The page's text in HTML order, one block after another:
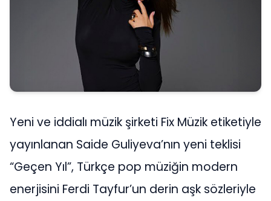
Yeni ve iddialı müzik şirketi Fix Müzik etiketiyle
yayınlanan Saide Guliyeva’nın yeni teklisi
“Geçen Yıl”, Türkçe pop müziğin modern
enerjisini Ferdi Tayfur’un derin aşk sözleriyle